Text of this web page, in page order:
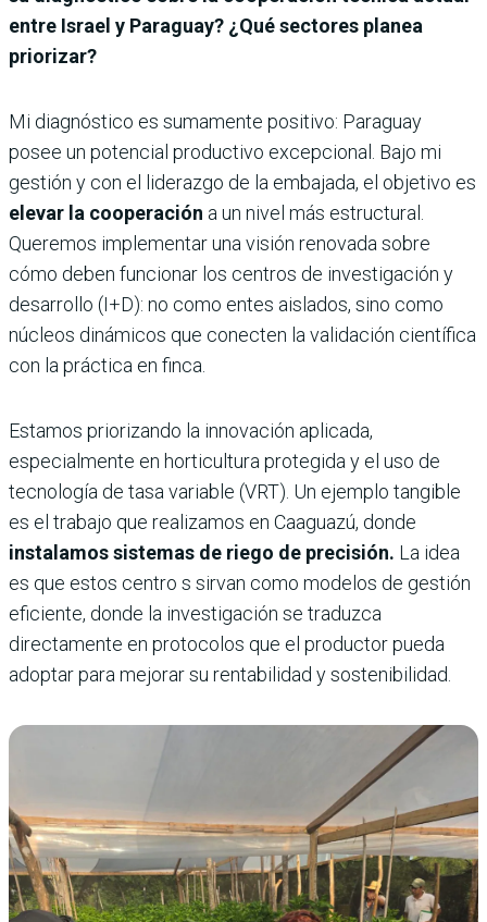
entre Israel y Paraguay? ¿Qué sectores planea
priorizar?
Mi diagnóstico es sumamente positivo: Paraguay
posee un potencial productivo excepcional. Bajo mi
gestión y con el liderazgo de la embajada, el objetivo es
elevar la cooperación a un nivel más estructural.
Queremos implementar una visión renovada sobre
cómo deben funcionar los centros de investigación y
desarrollo (I+D): no como entes aislados, sino como
núcleos dinámicos que conecten la validación científica
con la práctica en finca.
Estamos priorizando la innovación aplicada,
especialmente en horticultura protegida y el uso de
tecnología de tasa variable (VRT). Un ejemplo tangible
es el trabajo que realizamos en Caaguazú, donde
instalamos sistemas de riego de precisión. La idea
es que estos centro s sirvan como modelos de gestión
eficiente, donde la investigación se traduzca
directamente en protocolos que el productor pueda
adoptar para mejorar su rentabilidad y sostenibilidad.